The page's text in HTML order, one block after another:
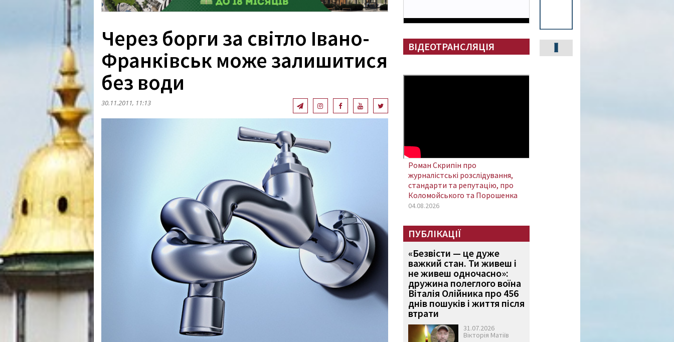
Через борги за світло Івано-
Франківськ може залишитися
без води
30.11.2011, 11:13
ВІДЕОТРАНСЛЯЦІЯ
Роман Скрипін про
журналістські розслідування,
стандарти та репутацію, про
Коломойського та Порошенка
04.08.2026
ПУБЛІКАЦІЇ
«Безвісти — це дуже
важкий стан. Ти живеш і
не живеш одночасно»:
дружина полеглого воїна
Віталія Олійника про 456
днів пошуків і життя після
втрати
31.07.2026
Вікторія Матіїв